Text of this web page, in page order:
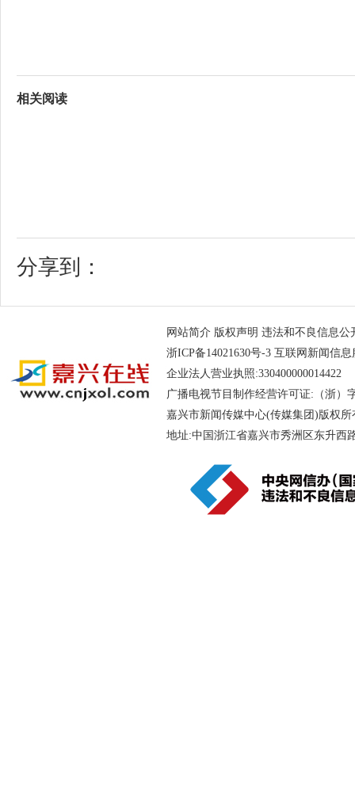
相关阅读
分享到：
网站简介 版权声明 违法和不良信息公
浙ICP备14021630号-3 互联网新闻信息
企业法人营业执照
广播电视节目制作经营许可证:（浙
嘉兴市新闻传媒中心(传媒集团)版权
地址:中国浙江省嘉兴市秀洲区东升西